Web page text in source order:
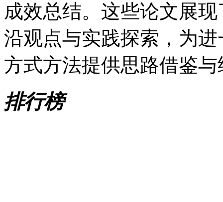
成效总结。这些论文展
沿观点与实践探索，为
方式方法提供思路借鉴
排行榜